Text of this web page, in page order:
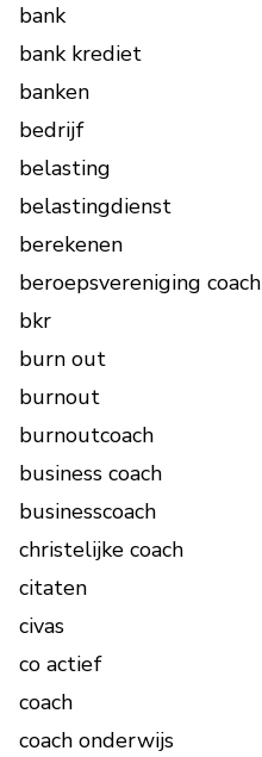
bank
bank krediet
banken
bedrijf
belasting
belastingdienst
berekenen
beroepsvereniging coach
bkr
burn out
burnout
burnoutcoach
business coach
businesscoach
christelijke coach
citaten
civas
co actief
coach
coach onderwijs